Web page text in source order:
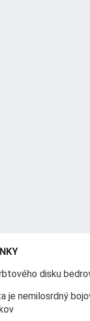
disku
je nemilosrdný